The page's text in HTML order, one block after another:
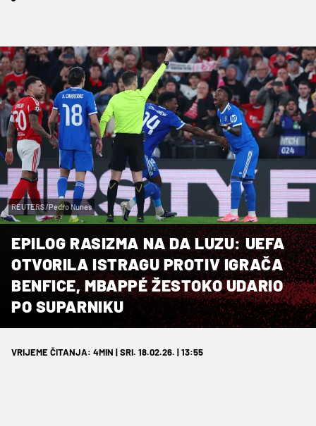
REUTERS/Pedro Nunes
EPILOG RASIZMA NA DA LUZU: UEFA
OTVORILA ISTRAGU PROTIV IGRAČA
BENFICE, MBAPPÉ ŽESTOKO UDARIO
PO SUPARNIKU
VRIJEME ČITANJA: 4MIN | SRI. 18.02.26. | 13:55